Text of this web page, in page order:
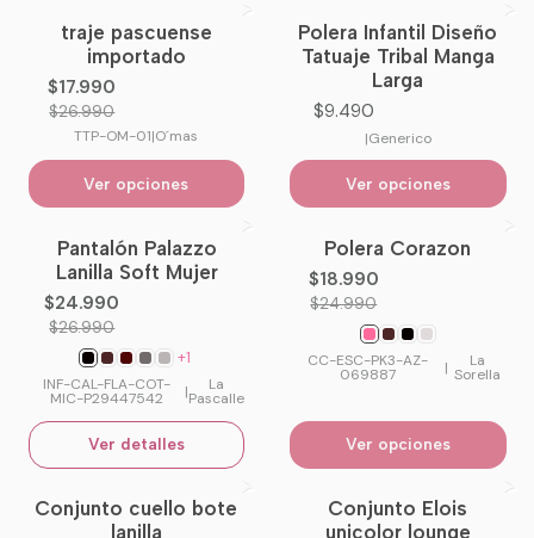
-33%OFF
traje pascuense
importado
$17.990
$26.990
TTP-OM-01|O´mas
Ver opciones
Polera Infantil Diseño
Tatuaje Tribal Manga
Larga
$9.490
|Generico
Ver opciones
-7%OFF
No disponible
Pantalón Palazzo
Lanilla Soft Mujer
$24.990
$26.990
+1
INF-CAL-FLA-COT-
MIC-P29447542 | La
Pascalle
Ver detalles
-24%OFF
Polera Corazon
$18.990
$24.990
CC-ESC-PK3-AZ-
069887 | La
Sorella
Ver opciones
No disponible
Conjunto cuello bote
lanilla
Conjunto Elois
unicolor lounge